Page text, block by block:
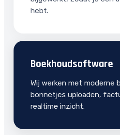
hebt.
Boekhoudsoftware
Wij werken met moderne
bonnetjes uploaden,
realtime inzicht.